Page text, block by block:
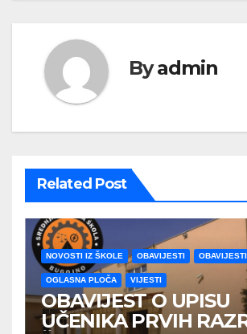
Byadmin
Related Post
NOVOSTI IZ ŠKOLE OBAVIJESTI
OGLASNA PLOČA VIJESTI
OBAVIJEST O UPISU
UČENIKA PRVIH RAZREDA U